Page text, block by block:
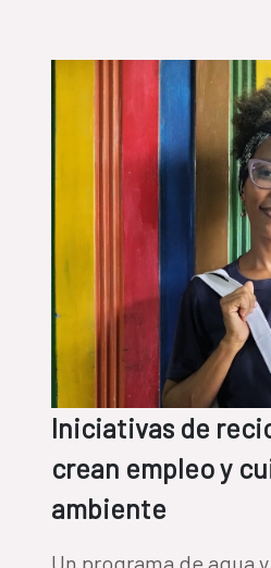
Iniciativas de
crean empleo y
ambiente